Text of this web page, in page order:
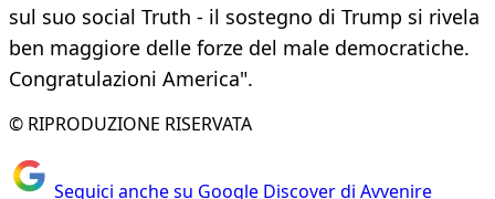
sul suo social Truth - il sostegno di Trump si rivela
ben maggiore delle forze del male democratiche.
Congratulazioni America".
© RIPRODUZIONE RISERVATA
Seguici anche su Google Discover di Avvenire